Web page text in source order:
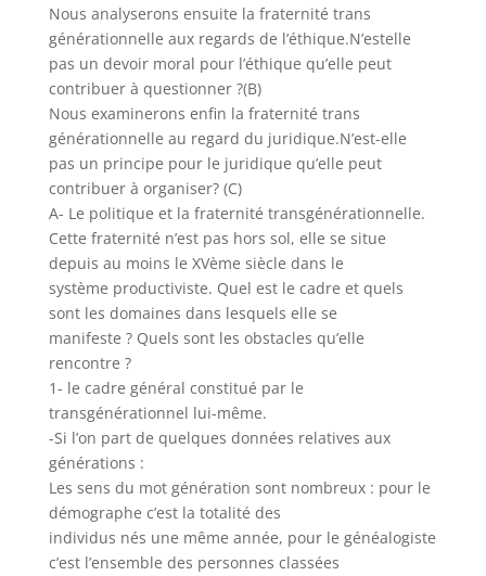
Nous analyserons ensuite la fraternité trans
générationnelle aux regards de l’éthique.N’estelle
pas un devoir moral pour l’éthique qu’elle peut
contribuer à questionner ?(B)
Nous examinerons enfin la fraternité trans
générationnelle au regard du juridique.N’est-elle
pas un principe pour le juridique qu’elle peut
contribuer à organiser? (C)
A- Le politique et la fraternité transgénérationnelle.
Cette fraternité n’est pas hors sol, elle se situe
depuis au moins le XVème siècle dans le
système productiviste. Quel est le cadre et quels
sont les domaines dans lesquels elle se
manifeste ? Quels sont les obstacles qu’elle
rencontre ?
1- le cadre général constitué par le
transgénérationnel lui-même.
-Si l’on part de quelques données relatives aux
générations :
Les sens du mot génération sont nombreux : pour le
démographe c’est la totalité des
individus nés une même année, pour le généalogiste
c’est l’ensemble des personnes classées